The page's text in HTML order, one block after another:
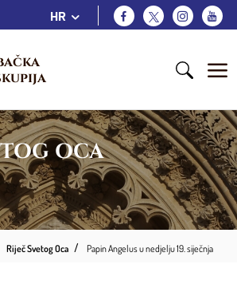
HR
OCA
Riječ Svetog Oca Papin Angelus u nedjelju 19. siječnja